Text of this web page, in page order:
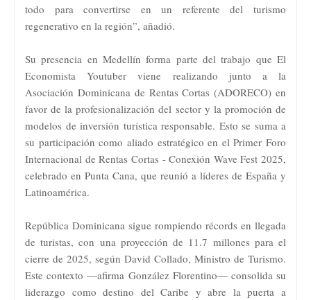
todo para convertirse en un referente del turismo
regenerativo en la región”, añadió.
Su presencia en Medellín forma parte del trabajo que El
Economista Youtuber viene realizando junto a la
Asociación Dominicana de Rentas Cortas (ADORECO) en
favor de la profesionalización del sector y la promoción de
modelos de inversión turística responsable. Esto se suma a
su participación como aliado estratégico en el Primer Foro
Internacional de Rentas Cortas - Conexión Wave Fest 2025,
celebrado en Punta Cana, que reunió a líderes de España y
Latinoamérica.
República Dominicana sigue rompiendo récords en llegada
de turistas, con una proyección de 11.7 millones para el
cierre de 2025, según David Collado, Ministro de Turismo.
Este contexto —afirma González Florentino— consolida su
liderazgo como destino del Caribe y abre la puerta a